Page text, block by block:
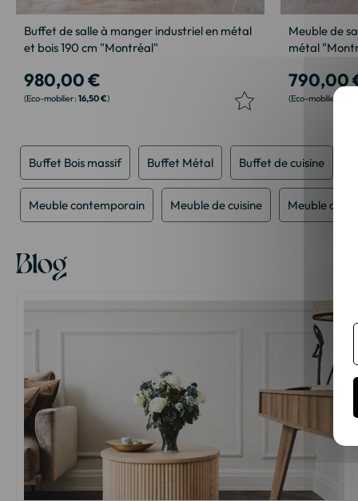
Buffet de salle à manger industriel en métal
et bois 190 cm "Montréal"
980,00 €
16,50 €
Meuble de
métal
790,00
Buffet Bois massif Buffet Métal Buffet de cuisine
Meuble contemporain Meuble de cuisine Meuble de
Blog